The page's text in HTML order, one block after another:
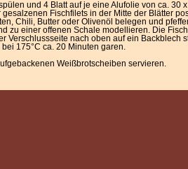
und 4 Blatt auf je eine Alufolie von ca. 30
gesalzenen Fischfilets in der Mitte der Blätter
Chili, Butter oder Olivenöl belegen und
zu einer offenen Schale modellieren. Die
Verschlussseite nach oben auf ein Backblech
175°C ca. 20 Minuten garen.
Weißbrotscheiben servieren.